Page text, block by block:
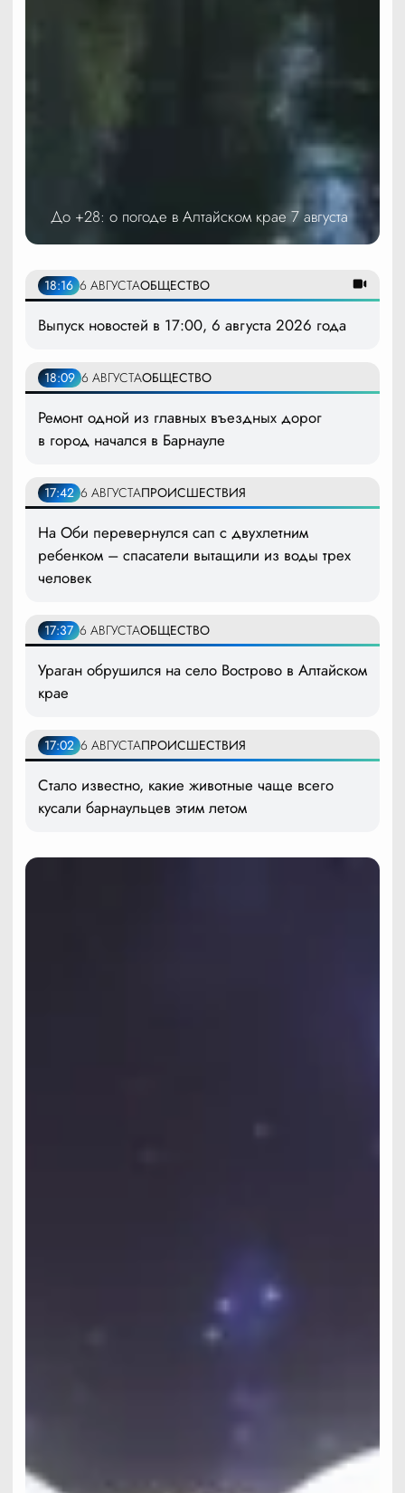
До +28: о погоде в Алтайском крае 7 августа
18:16 6 АВГУСТАОБЩЕСТВО
Выпуск новостей в 17:00, 6 августа 2026 года
18:09 6 АВГУСТАОБЩЕСТВО
Ремонт одной из главных въездных дорог
в город начался в Барнауле
17:42 6 АВГУСТАПРОИСШЕСТВИЯ
На Оби перевернулся сап с двухлетним
ребенком – спасатели вытащили из воды трех
человек
17:37 6 АВГУСТАОБЩЕСТВО
Ураган обрушился на село Вострово в Алтайском
крае
17:02 6 АВГУСТАПРОИСШЕСТВИЯ
Стало известно, какие животные чаще всего
кусали барнаульцев этим летом